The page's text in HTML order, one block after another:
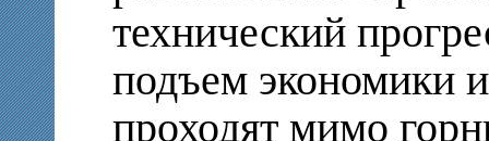
технический
подъем экономики
проходят мимо